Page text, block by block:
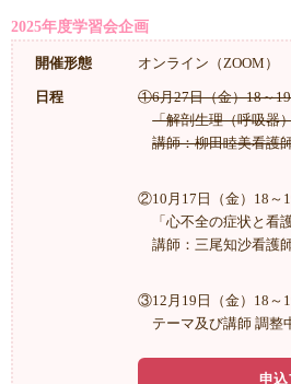
2025年度学習会企画
開催形態 オンライン（ZOOM）
日程
①6月27日（金）18～
「解剖生理（呼吸器
講師：柳田睦美看護
②10月17日（金）18～
「心不全の症状と看
講師：三尾知沙看護
③12月19日（金）18～
テーマ及び講師 調整
申込